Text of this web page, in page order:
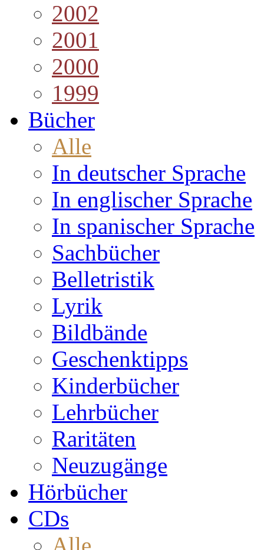
2002
2001
2000
1999
Bücher
Alle
In deutscher Sprache
In englischer Sprache
In spanischer Sprache
Sachbücher
Belletristik
Lyrik
Bildbände
Geschenktipps
Kinderbücher
Lehrbücher
Raritäten
Neuzugänge
Hörbücher
CDs